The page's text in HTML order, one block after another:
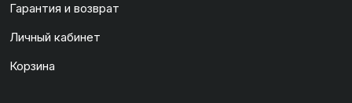
Гарантия и возврат
Личный кабинет
Корзина